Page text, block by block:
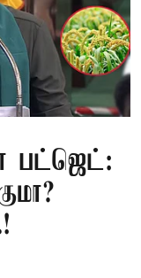
பட்ஜெட்: